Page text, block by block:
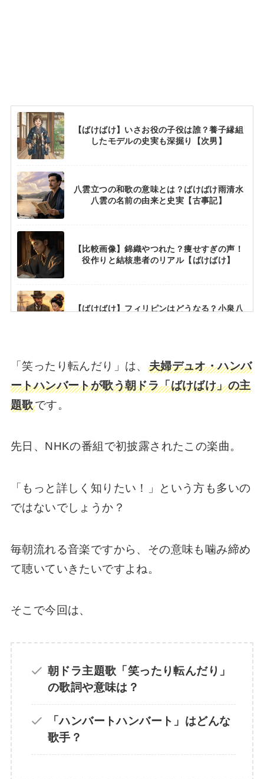
【ばけばけ】いさお役の子役は誰？養子縁組
したモデルの史実も深掘り【次男】
八雲立つの和歌の意味とは？ばけばけ雨清水
八雲の名前の由来と史実【古事記】
【比較画像】錦織やつれた？痩せすぎの声！
役作りと結核患者のリアル【ばけばけ】
【ばけばけ】フィリピンはどうなる？小泉八
【ばけばけ】ランのモデルは実在？ロバート
妻役キャストは朝ドラ２回目【蓮佛美沙子】
末・史実との違いを解説【小泉八雲】
【ばけばけ】おイセの実在モデルやその後
は？キャストは熊本出身の芋生悠さん【史
ばけばけ作山のモデルは誰？キャストは朝ド
ラ３回目の橋本淳さん！
【ばけばけ】ロバートのモデルは誰？キャス
トはイギリス人俳優【ジョートレメイン】
【ばけばけ】妊娠や子供はいつ？小泉八雲の
子供は何人なのか史実を深掘り
ばけばけ錦織の妻は23週に登場？奥さんのキ
「笑ったり転んだり」は、 夫婦デュオ・ハンバ
ートハンバートが歌う朝ドラ「ばけばけ」の主
題歌です。
先日、NHKの番組で初披露されたこの楽曲。
「もっと詳しく知りたい！」という方も多いの
ではないでしょうか？
毎朝流れる音楽ですから、その意味も噛み締め
て聴いていきたいですよね。
そこで今回は、
朝ドラ主題歌「笑ったり転んだり」
の歌詞や意味は？
「ハンバートハンバート」はどんな
歌手？